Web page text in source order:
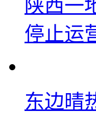
陕西一
停止运
东边晴